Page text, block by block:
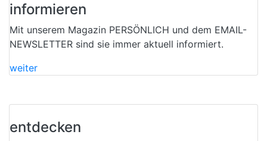
informieren
Mit unserem Magazin PERSÖNLICH und dem EMAIL-
NEWSLETTER sind sie immer aktuell informiert.
weiter
entdecken